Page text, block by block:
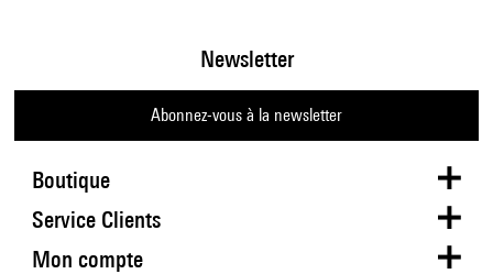
Boutique
Newsletter
Abonnez-vous à la newsletter
Service Clients
Mon compte